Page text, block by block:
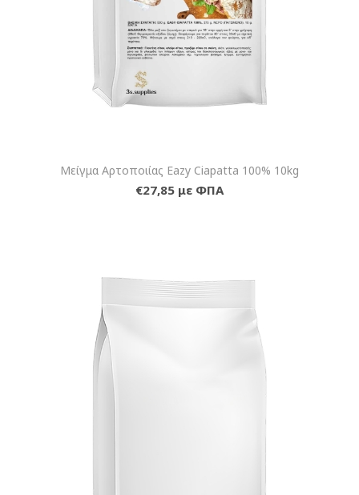
Μείγμα Αρτοποιίας Eazy Ciapatta 100% 10kg
€27,85 με ΦΠΑ